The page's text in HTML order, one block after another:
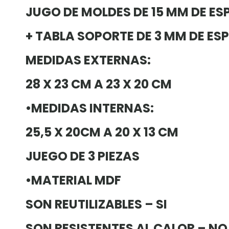
JUGO DE MOLDES DE 15 MM DE
+ TABLA SOPORTE DE 3 MM DE
MEDIDAS EXTERNAS:
28 X 23 CM A 23 X 20 CM
•MEDIDAS INTERNAS:
25,5 X 20CM A 20 X 13 CM
JUEGO DE 3 PIEZAS
•MATERIAL MDF
SON REUTILIZABLES – SI